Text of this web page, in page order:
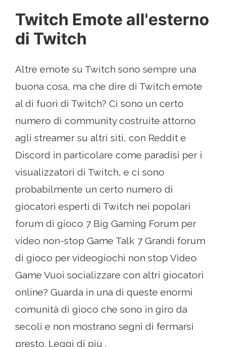
Twitch Emote all'esterno
di Twitch
Altre emote su Twitch sono sempre una
buona cosa, ma che dire di Twitch emote
al di fuori di Twitch? Ci sono un certo
numero di community costruite attorno
agli streamer su altri siti, con Reddit e
Discord in particolare come paradisi per i
visualizzatori di Twitch, e ci sono
probabilmente un certo numero di
giocatori esperti di Twitch nei popolari
forum di gioco 7 Big Gaming Forum per
video non-stop Game Talk 7 Grandi forum
di gioco per videogiochi non stop Video
Game Vuoi socializzare con altri giocatori
online? Guarda in una di queste enormi
comunità di gioco che sono in giro da
secoli e non mostrano segni di fermarsi
presto. Leggi di più .